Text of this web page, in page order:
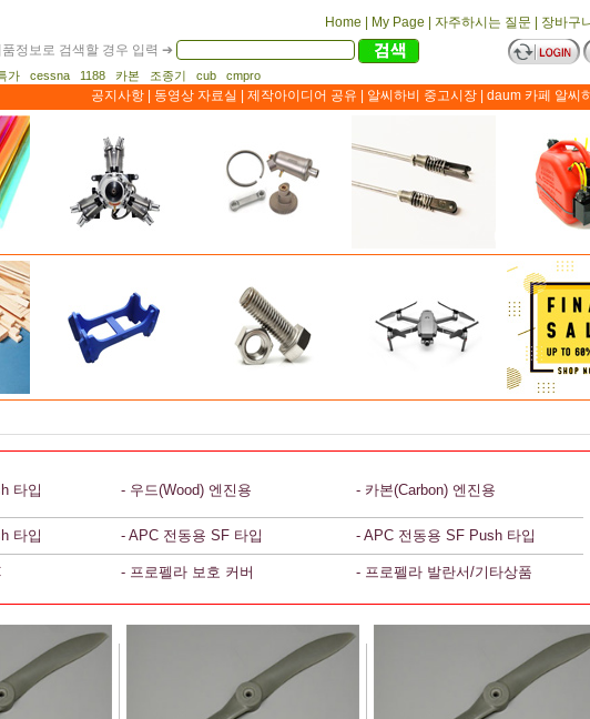
Home My Page 자주하시는 질문
장바구
정보로 검색할 경우 입력 ➔
가 cessna 1188 카본 조종기 cub cmpro
공지사항 동영상 자료실 제작아이디어 공유 알씨하비 중고시장 daum 카페 알씨
타입 - 우드(Wood) 엔진용 - 카본(Carbon) 엔진용
타입 - APC 전동용 SF 타입 - APC 전동용 SF Push 타입
- 프로펠라 보호 커버 - 프로펠라 발란서/기타상품